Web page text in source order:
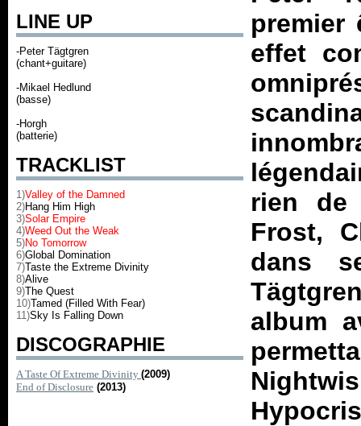
LINE UP
-Peter Tägtgren
(chant+guitare)
-Mikael Hedlund
(basse)
-Horgh
(batterie)
TRACKLIST
1)Valley of the Damned
2)Hang Him High
3)Solar Empire
4)Weed Out the Weak
5)No Tomorrow
6)Global Domination
7)Taste the Extreme Divinity
8)Alive
9)The Quest
10)Tamed (Filled With Fear)
11)Sky Is Falling Down
DISCOGRAPHIE
A Taste Of Extreme Divinity (2009)
End of Disclosure (2013)
premier
effet
rien de
Frost,
dans
album